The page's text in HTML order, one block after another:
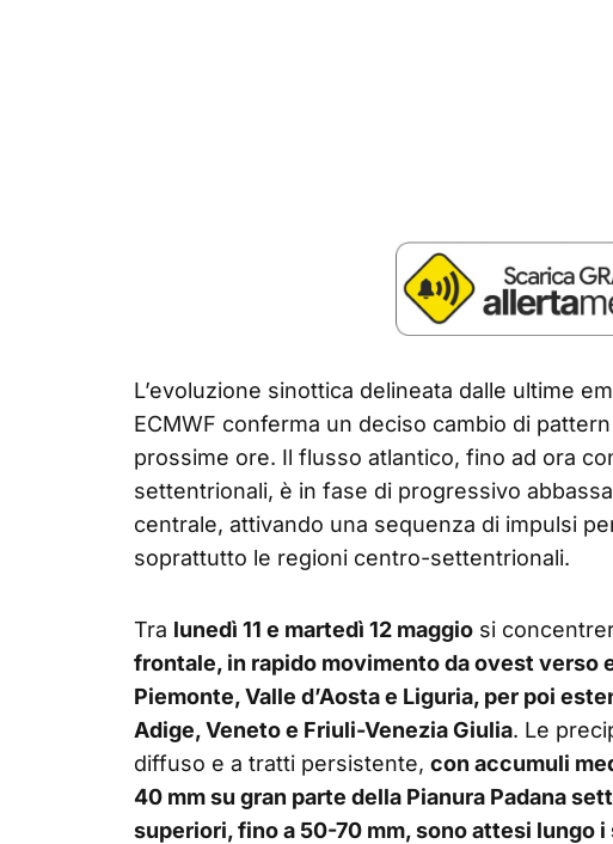
L’evoluzione sinottica delineata dalle ultime
ECMWF conferma un deciso cambio di
prossime ore. Il flusso atlantico, fino ad ora
settentrionali, è in fase di progressivo
centrale, attivando una sequenza di impulsi
soprattutto le regioni centro-settentrionali.
Tra lunedì 11 e martedì 12 maggio si
frontale, in rapido movimento da ovest verso
Piemonte, Valle d’Aosta e Liguria, per poi
Adige, Veneto e Friuli-Venezia Giulia. Le
diffuso e a tratti persistente, con accumuli
40 mm su gran parte della Pianura Padana
superiori, fino a 50-70 mm, sono attesi lungo